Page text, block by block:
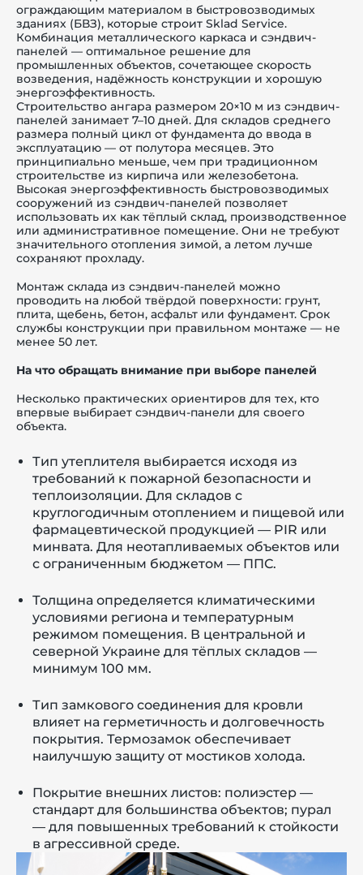
ограждающим материалом в быстровозводимых
зданиях (БВЗ), которые строит Sklad Service.
Комбинация металлического каркаса и сэндвич-
панелей — оптимальное решение для
промышленных объектов, сочетающее скорость
возведения, надёжность конструкции и хорошую
энергоэффективность.
Строительство ангара размером 20×10 м из сэндвич-
панелей занимает 7–10 дней. Для складов среднего
размера полный цикл от фундамента до ввода в
эксплуатацию — от полутора месяцев. Это
принципиально меньше, чем при традиционном
строительстве из кирпича или железобетона.
Высокая энергоэффективность быстровозводимых
сооружений из сэндвич-панелей позволяет
использовать их как тёплый склад, производственное
или административное помещение. Они не требуют
значительного отопления зимой, а летом лучше
сохраняют прохладу.
Монтаж склада из сэндвич-панелей можно
проводить на любой твёрдой поверхности: грунт,
плита, щебень, бетон, асфальт или фундамент. Срок
службы конструкции при правильном монтаже — не
менее 50 лет.
На что обращать внимание при выборе панелей
Несколько практических ориентиров для тех, кто
впервые выбирает сэндвич-панели для своего
объекта.
Тип утеплителя выбирается исходя из
требований к пожарной безопасности и
теплоизоляции. Для складов с
круглогодичным отоплением и пищевой или
фармацевтической продукцией — PIR или
минвата. Для неотапливаемых объектов или
с ограниченным бюджетом — ППС.
Толщина определяется климатическими
условиями региона и температурным
режимом помещения. В центральной и
северной Украине для тёплых складов —
минимум 100 мм.
Тип замкового соединения для кровли
влияет на герметичность и долговечность
покрытия. Термозамок обеспечивает
наилучшую защиту от мостиков холода.
Покрытие внешних листов: полиэстер —
стандарт для большинства объектов; пурал
— для повышенных требований к стойкости
в агрессивной среде.